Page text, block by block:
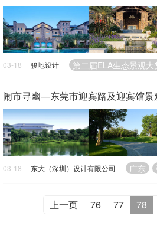
03-18 骏地设计 第二届ELA生态景观大
闹市寻幽—东莞市迎宾路及迎宾馆景
03-18 东大（深圳）设计有限公司 广东
上一页 76 77 78